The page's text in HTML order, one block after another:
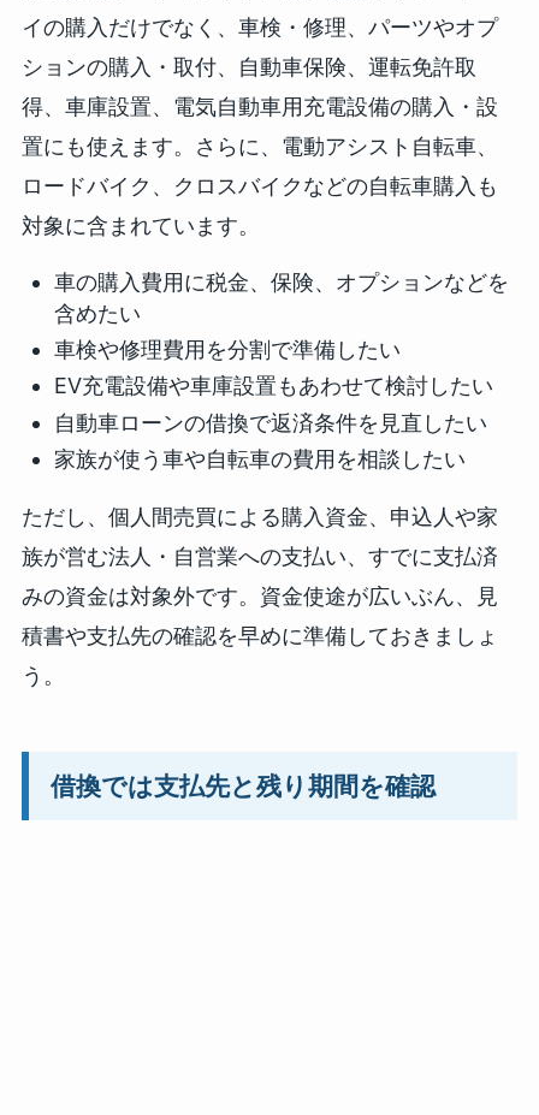
イの購入だけでなく、車検・修理、パーツやオプ
ションの購入・取付、自動車保険、運転免許取
得、車庫設置、電気自動車用充電設備の購入・設
置にも使えます。さらに、電動アシスト自転車、
ロードバイク、クロスバイクなどの自転車購入も
対象に含まれています。
車の購入費用に税金、保険、オプションなどを
含めたい
車検や修理費用を分割で準備したい
EV充電設備や車庫設置もあわせて検討したい
自動車ローンの借換で返済条件を見直したい
家族が使う車や自転車の費用を相談したい
ただし、個人間売買による購入資金、申込人や家
族が営む法人・自営業への支払い、すでに支払済
みの資金は対象外です。資金使途が広いぶん、見
積書や支払先の確認を早めに準備しておきましょ
う。
借換では支払先と残り期間を確認